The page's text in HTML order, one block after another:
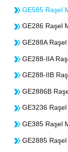
GE585 Raşel
GE286 Raşel
GE288A
GE288-IIA
GE288-IIB
GE2886B
GE3236
GE385 Raşel
GE2885 Raşel